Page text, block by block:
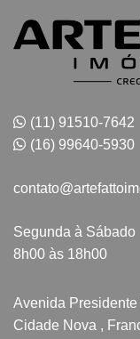
(11) 91510-7642
(16) 99640-5930
Segunda à Sábado
8h00 às 18h00
Avenida Presidente
Cidade Nova ,